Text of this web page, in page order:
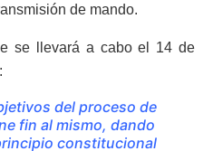
de mando.
se llevará a cabo el 14 de
del proceso de
fin al mismo, dando
constitucional